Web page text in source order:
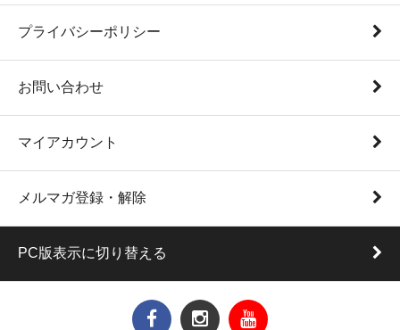
プライバシーポリシー
お問い合わせ
マイアカウント
メルマガ登録・解除
PC版表示に切り替える